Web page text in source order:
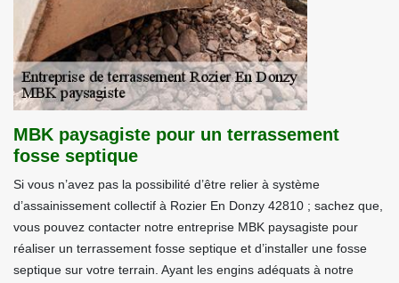
MBK paysagiste pour un terrassement
fosse septique
Si vous n’avez pas la possibilité d’être relier à système
d’assainissement collectif à Rozier En Donzy 42810 ; sachez que,
vous pouvez contacter notre entreprise MBK paysagiste pour
réaliser un terrassement fosse septique et d’installer une fosse
septique sur votre terrain. Ayant les engins adéquats à notre